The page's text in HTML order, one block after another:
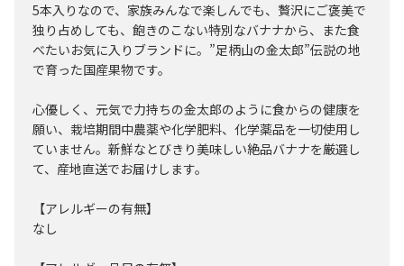
5本入りなので、家族みんなで楽しんでも、贅沢にご褒美で
独り占めしても、飽きのこない特別なバナナから、また食
べたいお気に入りブランドに。”足柄山の金太郎”伝説の地
で育った国産果物です。
心優しく、元気で力持ちの金太郎のように食からの健康を
願い、栽培期間中農薬や化学肥料、化学薬品を一切使用し
ていません。新鮮なとびきり美味しい絶品バナナを厳選し
て、産地直送でお届けします。
【アレルギーの有無】
なし